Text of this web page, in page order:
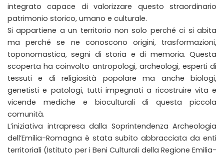
integrato capace di valorizzare questo straordinario
patrimonio storico, umano e culturale.
Si appartiene a un territorio non solo perché ci si abita
ma perché se ne conoscono origini, trasformazioni,
toponomastica, segni di storia e di memoria. Questa
scoperta ha coinvolto antropologi, archeologi, esperti di
tessuti e di religiosità popolare ma anche biologi,
genetisti e patologi, tutti impegnati a ricostruire vita e
vicende mediche e bioculturali di questa piccola
comunità.
L’iniziativa intrapresa dalla Soprintendenza Archeologia
dell’Emilia-Romagna è stata subito abbracciata da enti
territoriali (Istituto per i Beni Culturali della Regione Emilia-